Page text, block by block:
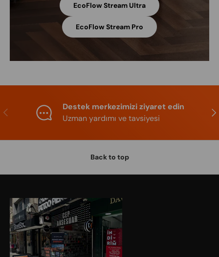
EcoFlow Stream Ultra
EcoFlow Stream Pro
Previous
Destek merkezimizi ziyaret edin
Uzman yardımı ve tavsiyesi
Back to top